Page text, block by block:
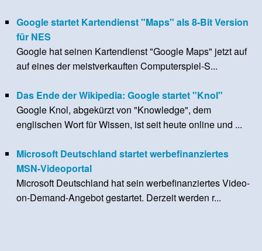
Google startet Kartendienst "Maps" als 8-Bit Version
für NES
Google hat seinen Kartendienst "Google Maps" jetzt auf
auf eines der meistverkauften Computerspiel-S...
Das Ende der Wikipedia: Google startet "Knol"
Google Knol, abgekürzt von "Knowledge", dem
englischen Wort für Wissen, ist seit heute online und ...
Microsoft Deutschland startet werbefinanziertes
MSN-Videoportal
Microsoft Deutschland hat sein werbefinanziertes Video-
on-Demand-Angebot gestartet. Derzeit werden r...